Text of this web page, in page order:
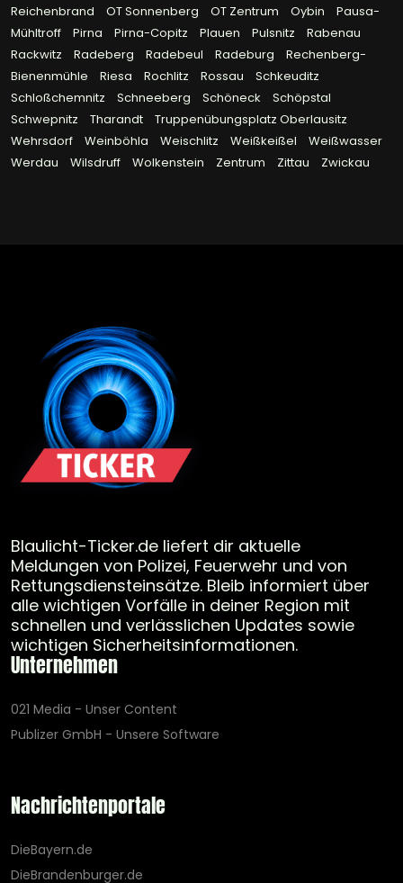
Reichenbrand
OT Sonnenberg OT Zentrum Oybin
Pausa-
Mühltroff
Pirna Pirna-Copitz Plauen Pulsnitz
Rabenau
Rackwitz
Radeberg Radebeul Radeburg
Rechenberg-
Bienenmühle
Riesa Rochlitz Rossau
Schkeuditz
Schloßchemnitz
Schneeberg Schöneck
Schöpstal
Schwepnitz
Tharandt
Truppenübungsplatz Oberlausitz
Wehrsdorf
Weinböhla Weischlitz Weißkeißel
Weißwasser
Werdau
Wilsdruff Wolkenstein Zentrum Zittau Zwickau
Blaulicht-Ticker.de liefert dir aktuelle
Meldungen von Polizei, Feuerwehr und von
Rettungsdiensteinsätze. Bleib informiert über
alle wichtigen Vorfälle in deiner Region mit
schnellen und verlässlichen Updates sowie
wichtigen Sicherheitsinformationen.
Unternehmen
021 Media - Unser Content
Publizer GmbH - Unsere Software
Nachrichtenportale
DieBayern.de
DieBrandenburger.de